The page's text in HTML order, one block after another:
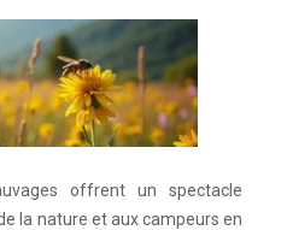
offrent un spectacle
la nature et aux campeurs en